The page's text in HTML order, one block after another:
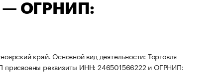
— ОГРНИП:
край. Основной вид деятельности: Торговля
присвоены реквизиты ИНН: 246501566222 и ОГРНИП: